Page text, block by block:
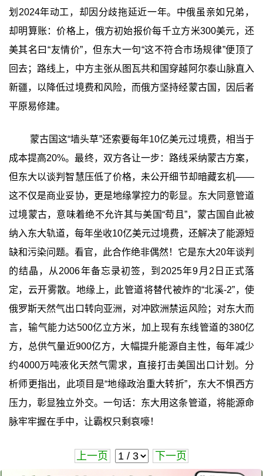
划2024年动工，却因分歧拖延近一年。中俄虽亲如兄弟，
却明算账：价格上，俄方初始报价每千立方米300美元，还
美其名曰“友情价”，但东大一句“这不符合市场规律”便顶了
回去；路线上，中方主张从图瓦共和国穿越阿尔泰山脉直入
新疆，以降低过境费和风险，而俄方坚持经蒙古国，因后者
平原易修建。
蒙古国这“墙头草”还索要每年10亿美元过境费，相当于
成本提高20%。最终，双方各让一步：路线采纳蒙古方案，
但东大以谈判智慧压低了价格，未公开细节却暗藏玄机——
这不仅是商业妥协，更是地缘掌控力的彰显。东大同意管道
过境蒙古，意味着绝不允许其与美国“苟且”，蒙古国自此被
纳入东大轨道，每年坐收10亿美元过境费，还解决了能源短
缺和污染问题。看官，此合作绝非偶然！它是东大20年谈判
的结晶，从2006年备忘录初签，到2025年9月2日正式落
定，云开雾散。地缘上，此管道将替代被炸的“北溪-2”，使
俄罗斯天然气出口转向亚洲，对冲欧洲禁运风险；对东大而
言，输气能力达500亿立方米，加上现有东线管道的380亿
方，总供气量近900亿方，大幅提升能源自主性，每年减少
约4000万吨液化天然气需求，直接打击美国出口计划。分
析师更指出，此项目是“地缘政治重大转折”，东大不惧西方
压力，彰显独立外交。一句话：东大用这条管道，将能源命
脉牢牢握在手中，让霸权只剩哀嚎！
上一页 下一页